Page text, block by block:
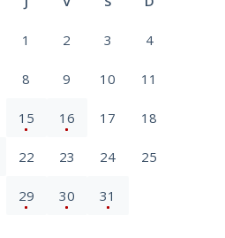
1 2 3 4
8 9 10 11
15 16 17 18
22 23 24 25
29 30 31